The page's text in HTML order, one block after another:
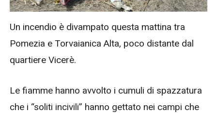
Un incendio è divampato questa mattina tra
Pomezia e Torvaianica Alta, poco distante dal
quartiere Vicerè.
Le fiamme hanno avvolto i cumuli di spazzatura
che i “soliti incivili” hanno gettato nei campi che